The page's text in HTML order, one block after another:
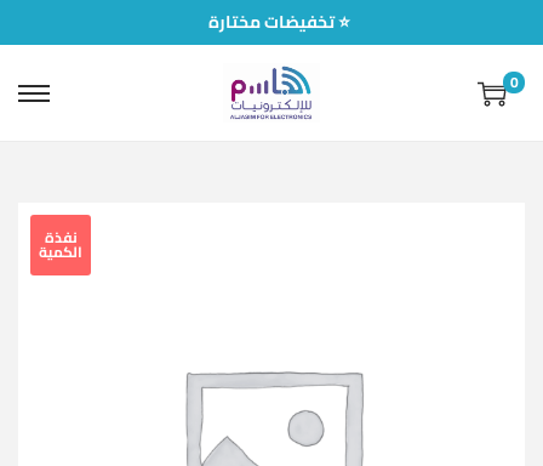
تخفيضات مختارة ⭐
0
نفذة
الكمية